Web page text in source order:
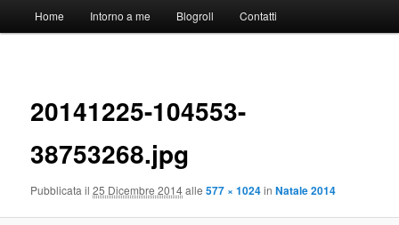
Vai
Home Intorno a me Blogroll Contatti
20141225-104553-
38753268.jpg
Pubblicata il 25 Dicembre 2014alle577 × 1024inNatale 2014